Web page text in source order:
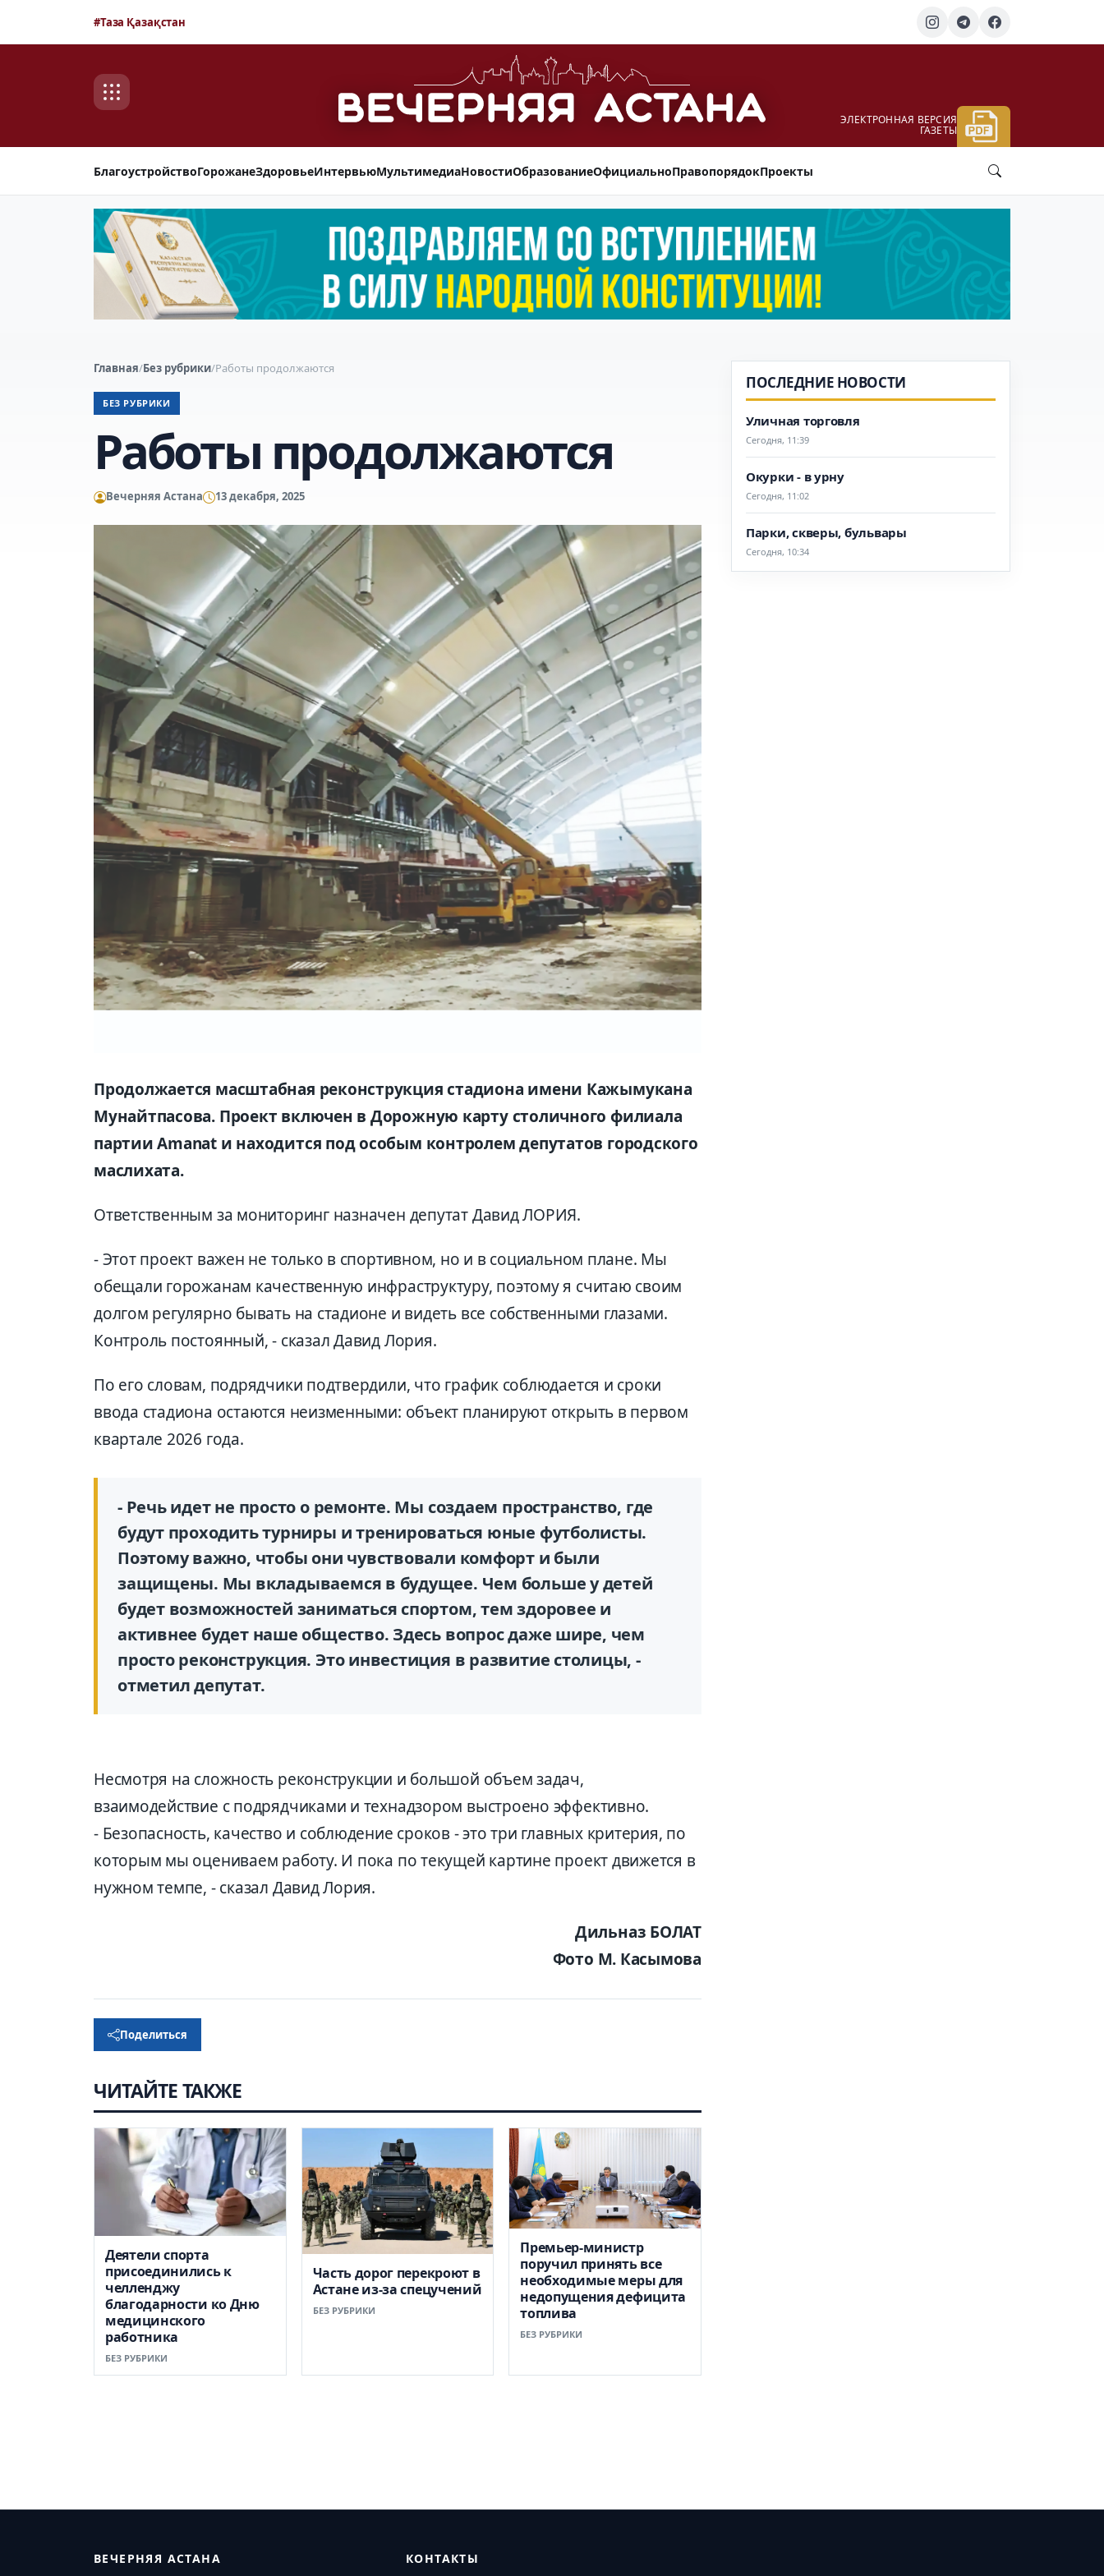
#Таза Қазақстан
ЭЛЕКТРОННАЯ ВЕРСИЯ
ГАЗЕТЫ
БлагоустройствоГорожанеЗдоровьеИнтервьюМультимедиаНовостиОбразованиеОфициальноПравопорядокПроекты
Главная/Без рубрики/Работы продолжаются
БЕЗ РУБРИКИ
Работы продолжаются
Вечерняя Астана 13 декабря, 2025
Продолжается масштабная реконструкция стадиона имени Кажымукана
Мунайтпасова. Проект включен в Дорожную карту столичного филиала
партии Amanat и находится под особым контролем депутатов городского
маслихата.
Ответственным за мониторинг назначен депутат Давид ЛОРИЯ.
- Этот проект важен не только в спортивном, но и в социальном плане. Мы
обещали горожанам качественную инфраструктуру, поэтому я считаю своим
долгом регулярно бывать на стадионе и видеть все собственными глазами.
Контроль постоянный, - сказал Давид Лория.
По его словам, подрядчики подтвердили, что график соблюдается и сроки
ввода стадиона остаются неизменными: объект планируют открыть в первом
квартале 2026 года.
- Речь идет не просто о ремонте. Мы создаем пространство, где
будут проходить турниры и тренироваться юные футболисты.
Поэтому важно, чтобы они чувствовали комфорт и были
защищены. Мы вкладываемся в будущее. Чем больше у детей
будет возможностей заниматься спортом, тем здоровее и
активнее будет наше общество. Здесь вопрос даже шире, чем
просто реконструкция. Это инвестиция в развитие столицы, -
отметил депутат.
Несмотря на сложность реконструкции и большой объем задач,
взаимодействие с подрядчиками и технадзором выстроено эффективно.
- Безопасность, качество и соблюдение сроков - это три главных критерия, по
которым мы оцениваем работу. И пока по текущей картине проект движется в
нужном темпе, - сказал Давид Лория.
Дильназ БОЛАТ
Фото М. Касымова
Поделиться
ЧИТАЙТЕ ТАКЖЕ
Деятели спорта
присоединились к
челленджу
благодарности ко Дню
медицинского
работника
БЕЗ РУБРИКИ
Часть дорог перекроют в
Астане из-за спецучений
БЕЗ РУБРИКИ
Премьер-министр
поручил принять все
необходимые меры для
недопущения дефицита
топлива
БЕЗ РУБРИКИ
ПОСЛЕДНИЕ НОВОСТИ
Уличная торговля
Сегодня, 11:39
Окурки - в урну
Сегодня, 11:02
Парки, скверы, бульвары
Сегодня, 10:34
ВЕЧЕРНЯЯ АСТАНА КОНТАКТЫ